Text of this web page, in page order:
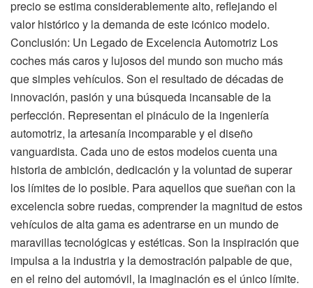
precio se estima considerablemente alto, reflejando el
valor histórico y la demanda de este icónico modelo.
Conclusión: Un Legado de Excelencia Automotriz Los
coches más caros y lujosos del mundo son mucho más
que simples vehículos. Son el resultado de décadas de
innovación, pasión y una búsqueda incansable de la
perfección. Representan el pináculo de la ingeniería
automotriz, la artesanía incomparable y el diseño
vanguardista. Cada uno de estos modelos cuenta una
historia de ambición, dedicación y la voluntad de superar
los límites de lo posible. Para aquellos que sueñan con la
excelencia sobre ruedas, comprender la magnitud de estos
vehículos de alta gama es adentrarse en un mundo de
maravillas tecnológicas y estéticas. Son la inspiración que
impulsa a la industria y la demostración palpable de que,
en el reino del automóvil, la imaginación es el único límite.